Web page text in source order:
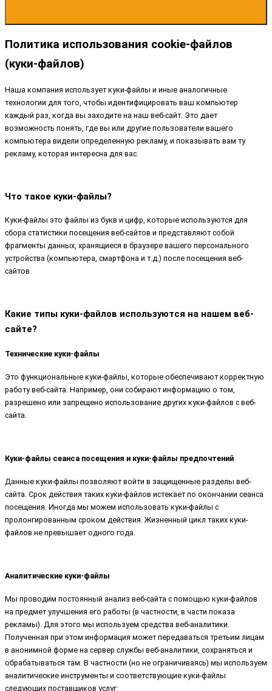
Политика использования cookie-файлов
(куки-файлов)
Наша компания использует куки-файлы и иные аналогичные
технологии для того, чтобы идентифицировать ваш компьютер
каждый раз, когда вы заходите на наш веб-сайт. Это дает
возможность понять, где вы или другие пользователи вашего
компьютера видели определенную рекламу, и показывать вам ту
рекламу, которая интересна для вас.
Что такое куки-файлы?
Куки-файлы это файлы из букв и цифр, которые используются для
сбора статистики посещения веб-сайтов и представляют собой
фрагменты данных, хранящиеся в браузере вашего персонального
устройства (компьютера, смартфона и т.д.) после посещения веб-
сайтов.
Какие типы куки-файлов используются на нашем веб-
сайте?
Технические куки-файлы
Это функциональные куки-файлы, которые обеспечивают корректную
работу веб-сайта. Например, они собирают информацию о том,
разрешено или запрещено использование других куки-файлов с веб-
сайта.
Куки-файлы сеанса посещения и куки-файлы предпочтений
Данные куки-файлы позволяют войти в защищенные разделы веб-
сайта. Срок действия таких куки-файлов истекает по окончании сеанса
посещения. Иногда мы можем использовать куки-файлы с
пролонгированным сроком действия. Жизненный цикл таких куки-
файлов не превышает одного года.
Аналитические куки-файлы
Мы проводим постоянный анализ веб-сайта с помощью куки-файлов
на предмет улучшения его работы (в частности, в части показа
рекламы). Для этого мы используем средства веб-аналитики.
Полученная при этом информация может передаваться третьим лицам
в анонимной форме на сервер службы веб-аналитики, сохраняться и
обрабатываться там. В частности (но не ограничиваясь) мы используем
аналитические инструменты и соответствующие куки-файлы
следующих поставщиков услуг: